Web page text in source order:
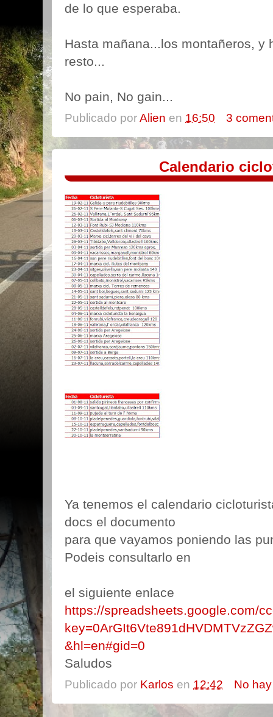
de lo que esperaba.
Hasta mañana...los montañeros, y
resto...
No pain, No gain...
Publicado porAlien en 16:50 3
Calendario
Ya tenemos el calendario
docs el documento
para que vayamos poniendo las
Podeis consultarlo en
el siguiente enlace
https://spreadsheets.google.com/
&hl=en#gid=0
Saludos
Publicado por Karlos en 12:42 No